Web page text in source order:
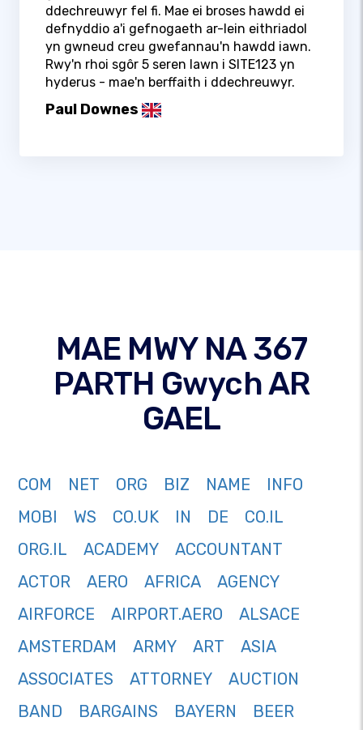
ddechreuwyr fel fi. Mae ei broses hawdd ei
defnyddio a'i gefnogaeth ar-lein eithriadol
yn gwneud creu gwefannau'n hawdd iawn.
Rwy'n rhoi sgôr 5 seren lawn i SITE123 yn
hyderus - mae'n berffaith i ddechreuwyr.
Paul Downes
MAE MWY NA 367
PARTH Gwych AR
GAEL
COM NET ORG BIZ NAME
INFO
MOBI
WS CO.UK IN DE
CO.IL
ORG.IL
ACADEMY
ACCOUNTANT
ACTOR
AERO AFRICA
AGENCY
AIRFORCE
AIRPORT.AERO
ALSACE
AMSTERDAM
ARMY ART
ASIA
ASSOCIATES
ATTORNEY
AUCTION
BAND
BARGAINS BAYERN
BEER